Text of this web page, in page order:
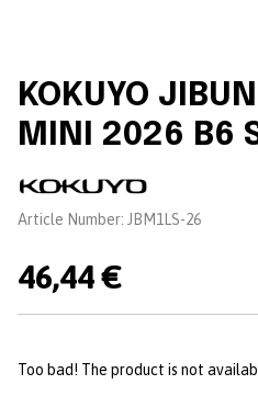
KOKUYO
MINI 2026 B6
Brand:
Article Number: JBM1LS-26
46,44 €
Too bad! The product is not